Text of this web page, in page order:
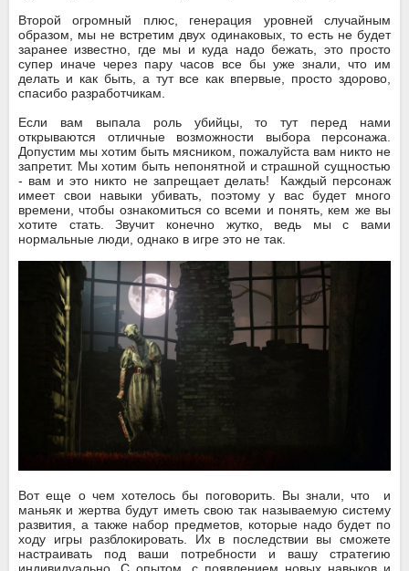
Второй огромный плюс, генерация уровней случайным
образом, мы не встретим двух одинаковых, то есть не будет
заранее известно, где мы и куда надо бежать, это просто
супер иначе через пару часов все бы уже знали, что им
делать и как быть, а тут все как впервые, просто здорово,
спасибо разработчикам.
Если вам выпала роль убийцы, то тут перед нами
открываются отличные возможности выбора персонажа.
Допустим мы хотим быть мясником, пожалуйста вам никто не
запретит. Мы хотим быть непонятной и страшной сущностью
- вам и это никто не запрещает делать! Каждый персонаж
имеет свои навыки убивать, поэтому у вас будет много
времени, чтобы ознакомиться со всеми и понять, кем же вы
хотите стать. Звучит конечно жутко, ведь мы с вами
нормальные люди, однако в игре это не так.
Вот еще о чем хотелось бы поговорить. Вы знали, что и
маньяк и жертва будут иметь свою так называемую систему
развития, а также набор предметов, которые надо будет по
ходу игры разблокировать. Их в последствии вы сможете
настраивать под ваши потребности и вашу стратегию
индивидуально. С опытом, с появлением новых навыков и